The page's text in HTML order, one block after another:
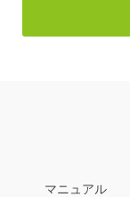
マニュアル